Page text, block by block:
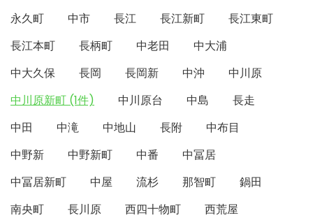
永久町
中市 長江 長江新町
長江東町
長江本町
長柄町 中老田
中大浦
中大久保
長岡 長岡新 中沖
中川原
中川原新町 (1件)
中川原台 中島
長走
中田
中滝 中地山 長附
中布目
中野新
中野新町 中番
中冨居
中冨居新町
中屋 流杉 那智町
鍋田
南央町
長川原 西四十物町
西荒屋